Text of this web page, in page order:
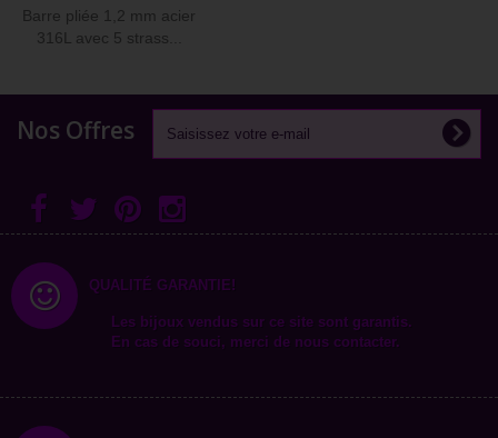
Barre pliée 1,2 mm acier
316L avec 5 strass...
Nos Offres
QUALITÉ GARANTIE!
Les bijoux vendus sur ce site sont garantis.
En cas de souci, merci de nous contacter.